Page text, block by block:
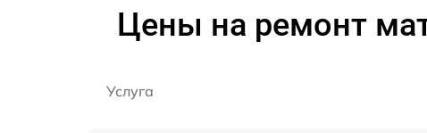
Цены на ремонт
Услуга